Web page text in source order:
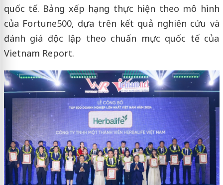
quốc tế. Bảng xếp hạng thực hiện theo mô hình
của Fortune500, dựa trên kết quả nghiên cứu và
đánh giá độc lập theo chuẩn mực quốc tế của
Vietnam Report.